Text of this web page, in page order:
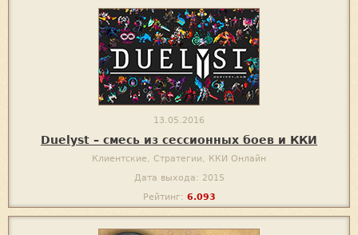
13.05.2016
Duelyst – смесь из сессионных боев и ККИ
Клиентские, Стратегии, ККИ Онлайн
Дата выхода: 2015
Рейтинг: 6.093